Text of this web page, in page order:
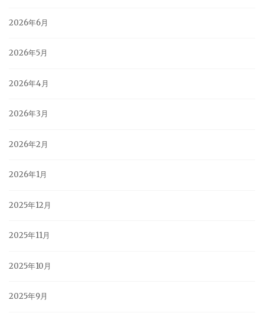
2026年6月
2026年5月
2026年4月
2026年3月
2026年2月
2026年1月
2025年12月
2025年11月
2025年10月
2025年9月